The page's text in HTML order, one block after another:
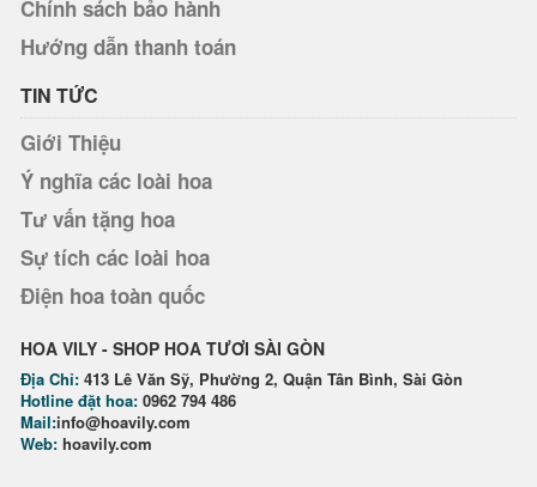
Chính sách bảo hành
Hướng dẫn thanh toán
TIN TỨC
Giới Thiệu
Ý nghĩa các loài hoa
Tư vấn tặng hoa
Sự tích các loài hoa
Điện hoa toàn quốc
HOA VILY - SHOP HOA TƯƠI SÀI GÒN
Địa Chỉ: 413 Lê Văn Sỹ, Phường 2, Quận Tân Bình, Sài Gòn
Hotline đặt hoa: 0962 794 486
Mail:info@hoavily.com
Web: hoavily.com